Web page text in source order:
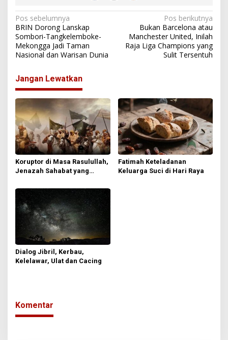
N
a
v
g
a
s
i
p
o
s
Pos sebelumnya
BRIN Dorong Lanskap
Sombori-Tangkelemboke-
Mekongga Jadi Taman
Nasional dan Warisan Dunia
Pos berikutnya
Bukan Barcelona atau
Manchester United, Inilah
Raja Liga Champions yang
Sulit Tersentuh
Jangan Lewatkan
Koruptor di Masa Rasulullah,
Jenazah Sahabat yang
Fatimah Keteladanan
Keluarga Suci di Hari Raya
Dialog Jibril, Kerbau,
Kelelawar, Ulat dan Cacing
Komentar